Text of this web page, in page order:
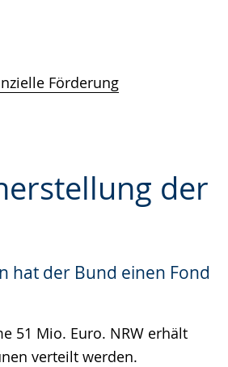
Förderung
der
hat der Bund einen Fond
51 Mio. Euro. NRW erhält
verteilt werden.